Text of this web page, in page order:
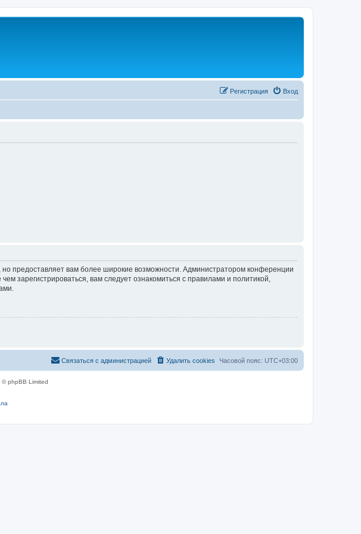
Вход
Регистрация
предоставляет вам более широкие возможности. Администратором конференции
зарегистрироваться, вам следует ознакомиться с правилами и политикой,
Часовой пояс: UTC+03:00
Удалить cookies
Связаться с администрацией
© phpBB Limited